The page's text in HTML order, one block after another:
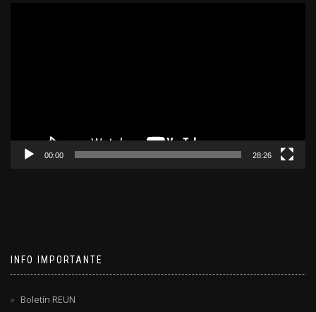
00:00 28:26
INFO IMPORTANTE
Boletín REUN